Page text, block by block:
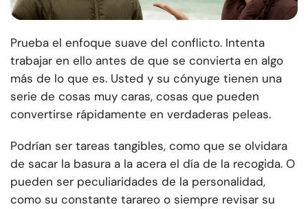
Prueba el enfoque suave del conflicto. Intenta
trabajar en ello antes de que se convierta en algo
más de lo que es. Usted y su cónyuge tienen una
serie de cosas muy caras, cosas que pueden
convertirse rápidamente en verdaderas peleas.
Podrían ser tareas tangibles, como que se olvidara
de sacar la basura a la acera el día de la recogida. O
pueden ser peculiaridades de la personalidad,
como su constante tarareo o siempre revisar su